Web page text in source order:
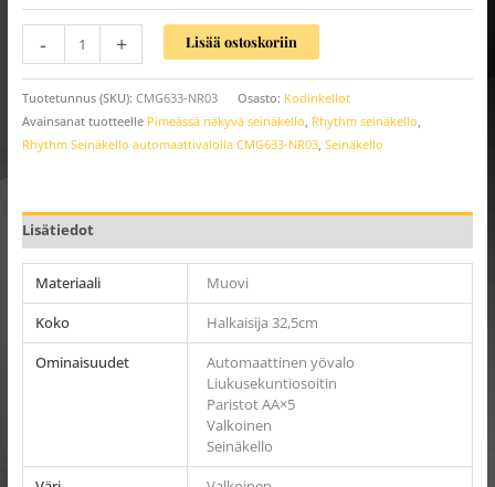
- + Lisää ostoskoriin
Tuotetunnus (SKU): CMG633-NR03 Osasto: Kodinkellot
Avainsanat tuotteelle Pimeässä näkyvä seinäkello Rhythm seinäkello
Rhythm Seinäkello automaattivalolla CMG633-NR03, Seinäkello
Lisätiedot
Materiaali
Muovi
Koko
Halkaisija 32,5cm
Ominaisuudet
Automaattinen yövalo
Liukusekuntiosoitin
Paristot AA×5
Valkoinen
Seinäkello